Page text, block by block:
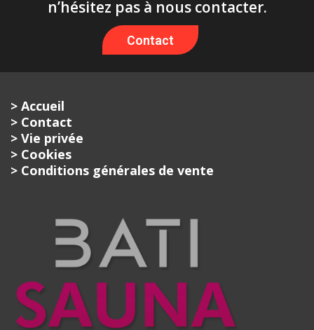
n’hésitez pas à nous contacter.
Contact
> Accueil
> Contact
> Vie privée
> Cookies
> Conditions générales de vente